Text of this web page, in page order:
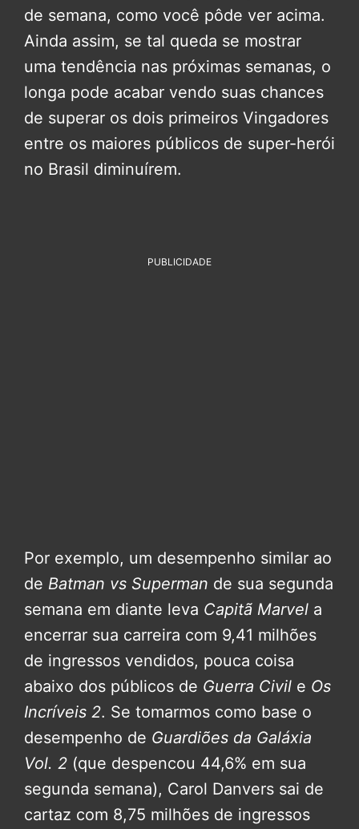
de semana, como você pôde ver acima.
Ainda assim, se tal queda se mostrar
uma tendência nas próximas semanas, o
longa pode acabar vendo suas chances
de superar os dois primeiros Vingadores
entre os maiores públicos de super-herói
no Brasil diminuírem.
PUBLICIDADE
Por exemplo, um desempenho similar ao
de Batman vs Superman de sua segunda
semana em diante leva Capitã Marvel a
encerrar sua carreira com 9,41 milhões
de ingressos vendidos, pouca coisa
abaixo dos públicos de Guerra Civil e Os
Incríveis 2. Se tomarmos como base o
desempenho de Guardiões da Galáxia
Vol. 2 (que despencou 44,6% em sua
segunda semana), Carol Danvers sai de
cartaz com 8,75 milhões de ingressos